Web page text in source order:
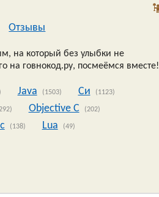
Oтзывы
на который без улыбки не
на говнокод.ру, посмеёмся вместе!
Java (1503) Си (1123)
Objective C (202)
(138) Lua (49)